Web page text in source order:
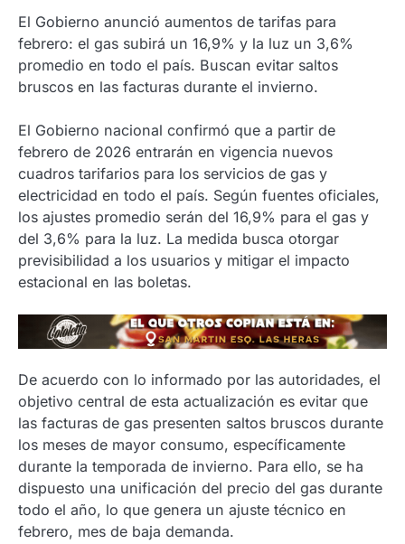
El Gobierno anunció aumentos de tarifas para
febrero: el gas subirá un 16,9% y la luz un 3,6%
promedio en todo el país. Buscan evitar saltos
bruscos en las facturas durante el invierno.
El Gobierno nacional confirmó que a partir de
febrero de 2026 entrarán en vigencia nuevos
cuadros tarifarios para los servicios de gas y
electricidad en todo el país. Según fuentes oficiales,
los ajustes promedio serán del 16,9% para el gas y
del 3,6% para la luz. La medida busca otorgar
previsibilidad a los usuarios y mitigar el impacto
estacional en las boletas.
De acuerdo con lo informado por las autoridades, el
objetivo central de esta actualización es evitar que
las facturas de gas presenten saltos bruscos durante
los meses de mayor consumo, específicamente
durante la temporada de invierno. Para ello, se ha
dispuesto una unificación del precio del gas durante
todo el año, lo que genera un ajuste técnico en
febrero, mes de baja demanda.